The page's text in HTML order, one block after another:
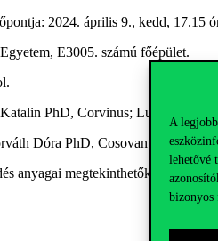
A
lehetővé
bizonyos
2024. április 9., kedd, 17.15
E3005. számú főépület.
PhD, Corvinus; Lukács Rita
Dóra PhD, Cosovan Attila PhD
anyagai megtekinthetők az